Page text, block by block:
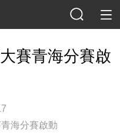
賽青海分賽啟
海分賽啟動